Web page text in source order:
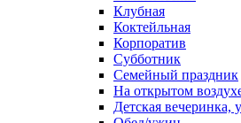
Клубная
Коктейльная
Корпоратив
Субботник
Семейный праздник
На открытом
Детская вечеринка,